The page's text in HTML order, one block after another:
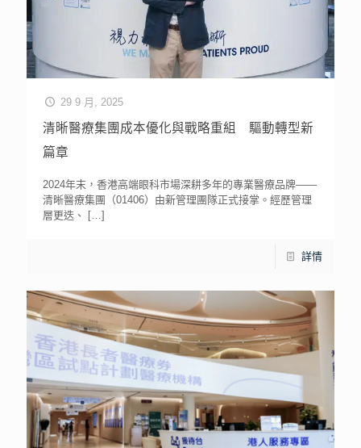
29 9 月, 2025
清晰醫療集團成本優化與戰略重組 驅動轉型新
篇章
2024年末，香港高端眼科市場深耕多年的專業醫療品牌——
清晰醫療集團（01406）由新管理團隊正式接掌。經歷管理
層更迭、
[…]
詳情